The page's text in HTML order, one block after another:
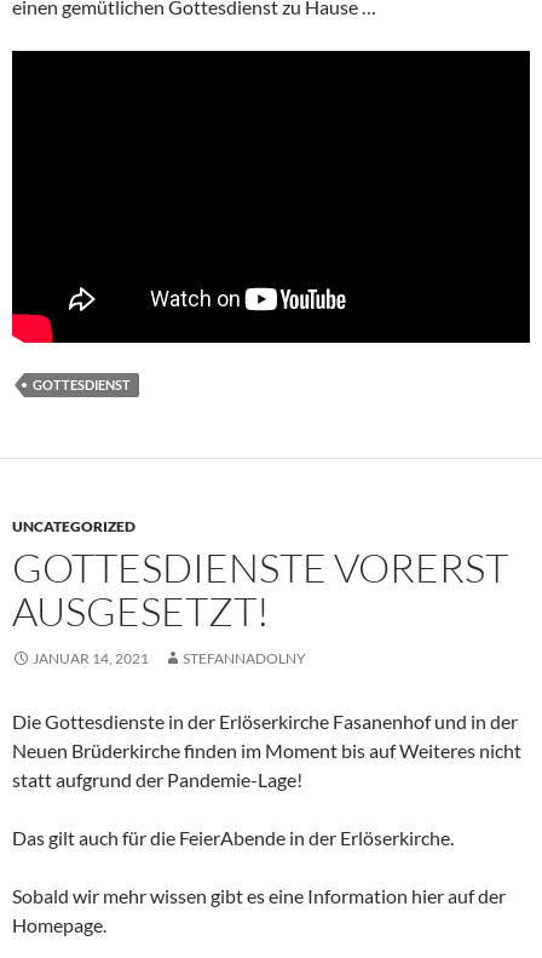
einen gemütlichen Gottesdienst zu Hause …
GOTTESDIENST
UNCATEGORIZED
GOTTESDIENSTE VORERST
AUSGESETZT!
JANUAR 14, 2021 STEFANNADOLNY
Die Gottesdienste in der Erlöserkirche Fasanenhof und in der
Neuen Brüderkirche finden im Moment bis auf Weiteres nicht
statt aufgrund der Pandemie-Lage!
Das gilt auch für die FeierAbende in der Erlöserkirche.
Sobald wir mehr wissen gibt es eine Information hier auf der
Homepage.